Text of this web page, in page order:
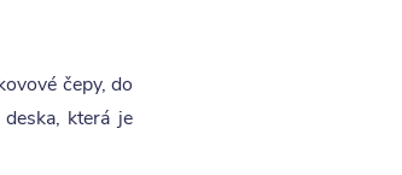
čepy, do
která je